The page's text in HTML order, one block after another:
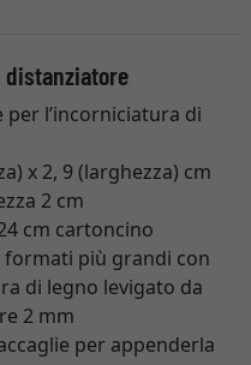
distanziatore
l’incorniciatura di
x 2, 9 (larghezza) cm
2 cm
cm cartoncino
più grandi con
di legno levigato da
2 mm
per appenderla